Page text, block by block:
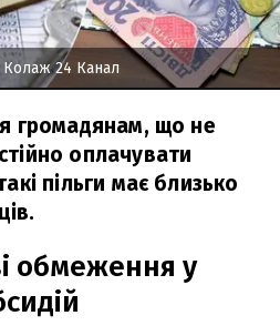
24 Канал
громадянам, що не
оплачувати
пільги має близько
обмеження у